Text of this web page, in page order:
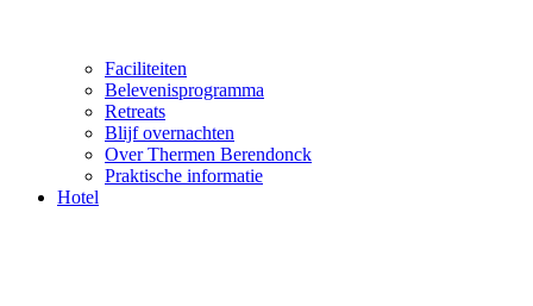
Faciliteiten
Belevenisprogramma
Retreats
Blijf overnachten
Over Thermen Berendonck
Praktische informatie
Hotel